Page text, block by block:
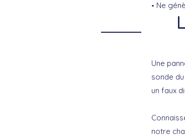
Ne
Une
sonde
un faux
notre